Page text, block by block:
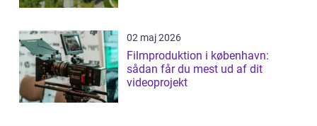
02 maj 2026
Filmproduktion i københavn:
sådan får du mest ud af dit
videoprojekt